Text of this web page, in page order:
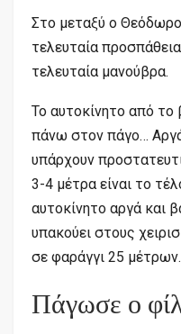
Στο μεταξύ ο
τελευταία προσπάθεια
τελευταία μανούβρα.
Το αυτοκίνητο από το
πάνω στον πάγο…
υπάρχουν
3-4 μέτρα είναι το
αυτοκίνητο αργά και
υπακούει στους
σε φαράγγι 25 μέτρων.
Πάγωσε ο